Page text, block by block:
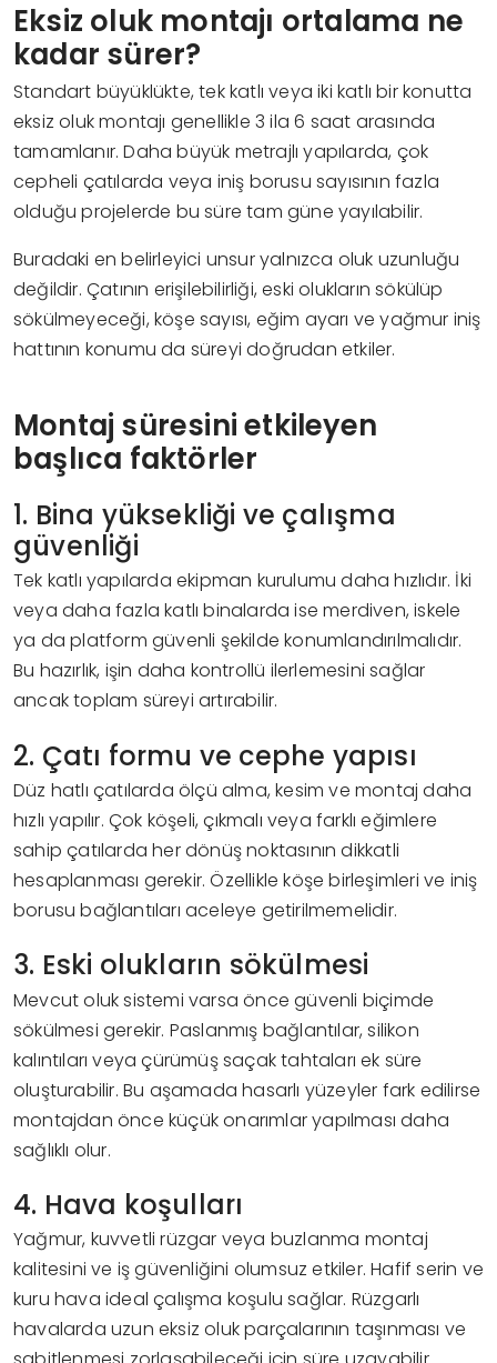
Eksiz oluk montajı ortalama ne
kadar sürer?
Standart büyüklükte, tek katlı veya iki katlı bir konutta
eksiz oluk montajı genellikle 3 ila 6 saat arasında
tamamlanır. Daha büyük metrajlı yapılarda, çok
cepheli çatılarda veya iniş borusu sayısının fazla
olduğu projelerde bu süre tam güne yayılabilir.
Buradaki en belirleyici unsur yalnızca oluk uzunluğu
değildir. Çatının erişilebilirliği, eski olukların sökülüp
sökülmeyeceği, köşe sayısı, eğim ayarı ve yağmur iniş
hattının konumu da süreyi doğrudan etkiler.
Montaj süresini etkileyen
başlıca faktörler
1. Bina yüksekliği ve çalışma
güvenliği
Tek katlı yapılarda ekipman kurulumu daha hızlıdır. İki
veya daha fazla katlı binalarda ise merdiven, iskele
ya da platform güvenli şekilde konumlandırılmalıdır.
Bu hazırlık, işin daha kontrollü ilerlemesini sağlar
ancak toplam süreyi artırabilir.
2. Çatı formu ve cephe yapısı
Düz hatlı çatılarda ölçü alma, kesim ve montaj daha
hızlı yapılır. Çok köşeli, çıkmalı veya farklı eğimlere
sahip çatılarda her dönüş noktasının dikkatli
hesaplanması gerekir. Özellikle köşe birleşimleri ve iniş
borusu bağlantıları aceleye getirilmemelidir.
3. Eski olukların sökülmesi
Mevcut oluk sistemi varsa önce güvenli biçimde
sökülmesi gerekir. Paslanmış bağlantılar, silikon
kalıntıları veya çürümüş saçak tahtaları ek süre
oluşturabilir. Bu aşamada hasarlı yüzeyler fark edilirse
montajdan önce küçük onarımlar yapılması daha
sağlıklı olur.
4. Hava koşulları
Yağmur, kuvvetli rüzgar veya buzlanma montaj
kalitesini ve iş güvenliğini olumsuz etkiler. Hafif serin ve
kuru hava ideal çalışma koşulu sağlar. Rüzgarlı
havalarda uzun eksiz oluk parçalarının taşınması ve